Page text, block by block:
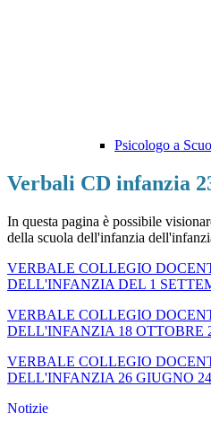
Psicologo a
Verbali CD infanzia
In questa pagina è possibile
della scuola dell'infanzia
VERBALE COLLEGIO
DELL'INFANZIA DEL 1
VERBALE COLLEGIO
DELL'INFANZIA 18 OTTOBRE
VERBALE COLLEGIO
DELL'INFANZIA 26 GIUGNO 24
Notizie